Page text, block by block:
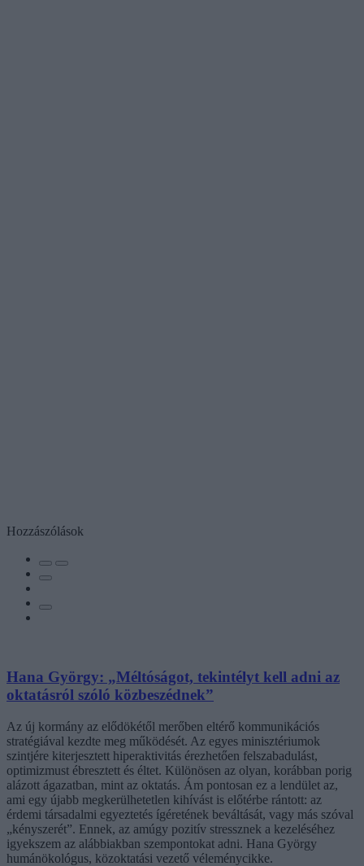
Hozzászólások
Hana György: „Méltóságot, tekintélyt kell adni az
oktatásról szóló közbeszédnek”
Az új kormány az elődökétől merőben eltérő kommunikációs
stratégiával kezdte meg működését. Az egyes minisztériumok
szintjére kiterjesztett hiperaktivitás érezhetően felszabadulást,
optimizmust ébresztett és éltet. Különösen az olyan, korábban porig
alázott ágazatban, mint az oktatás. Ám pontosan ez a lendület az,
ami egy újabb megkerülhetetlen kihívást is előtérbe rántott: az
érdemi társadalmi egyeztetés ígéretének beváltását, vagy más szóval
„kényszerét”. Ennek, az amúgy pozitív stressznek a kezeléséhez
igyekszem az alábbiakban szempontokat adni. Hana György
humánökológus, közoktatási vezető véleménycikke.